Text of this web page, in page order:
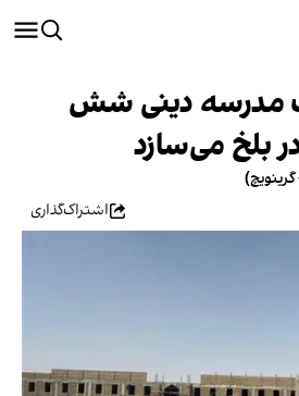
مدرسه دینی شش
بلخ می‌سازد
اشتراک‌گذاری